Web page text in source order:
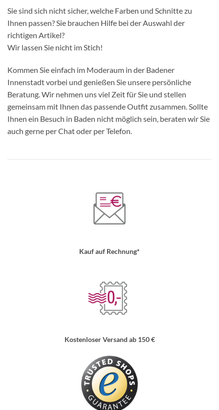
Sie sind sich nicht sicher, welche Farben und Schnitte zu
Ihnen passen? Sie brauchen Hilfe bei der Auswahl der
richtigen Artikel?
Wir lassen Sie nicht im Stich!
Kommen Sie einfach im Moderaum in der Badener
Innenstadt vorbei und genießen Sie unsere persönliche
Beratung. Wir nehmen uns viel Zeit für Sie und stellen
gemeinsam mit Ihnen das passende Outfit zusammen. Sollte
Ihnen ein Besuch in Baden nicht möglich sein, beraten wir Sie
auch gerne per Chat oder per Telefon.
Kauf auf Rechnung*
Kostenloser Versand ab 150 €